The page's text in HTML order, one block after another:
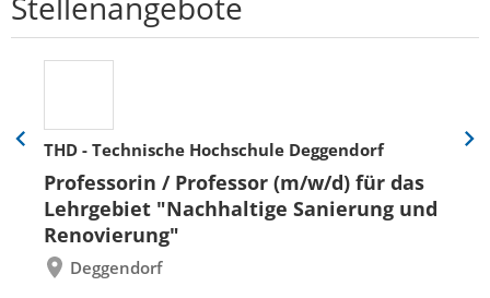
THD - Technische Hochschule Deggendorf
Professorin / Professor (m/w/d) für das
Lehrgebiet "Nachhaltige Sanierung und
Renovierung"
Deggendorf
Eine
zurück
Eine